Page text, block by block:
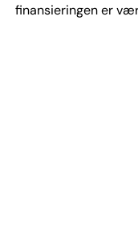
finansieringen er